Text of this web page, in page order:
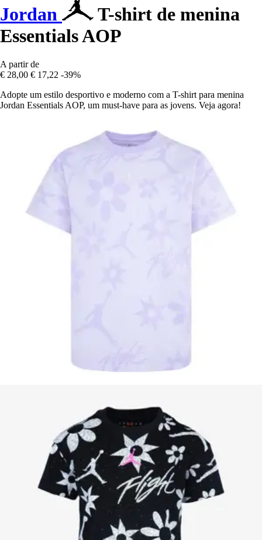
Jordan
T-shirt de menina
Essentials AOP
A partir de
€ 28,00 € 17,22 -39%
Adopte um estilo desportivo e moderno com a T-shirt para menina
Jordan Essentials AOP, um must-have para as jovens. Veja agora!